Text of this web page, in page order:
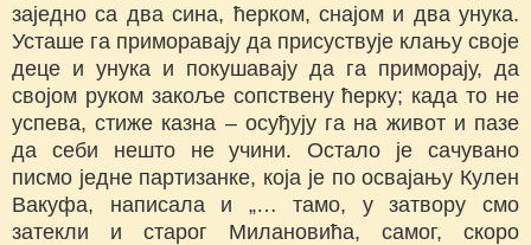
заједно са два сина, ћерком, снајом и два унука.
Усташе га приморавају да присуствује клању своје
деце и унука и покушавају да га приморају, да
својом руком закоље сопствену ћерку; када то не
успева, стиже казна – осуђују га на живот и пазе
да себи нешто не учини. Остало је сачувано
писмо једне партизанке, која је по освајању Кулен
Вакуфа, написала и „… тамо, у затвору смо
затекли и старог Милановића, самог, скоро